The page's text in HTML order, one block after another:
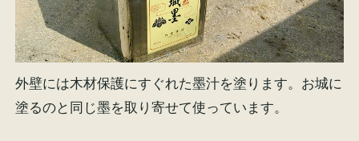
外壁には木材保護にすぐれた墨汁を塗ります。お城に
塗るのと同じ墨を取り寄せて使っています。